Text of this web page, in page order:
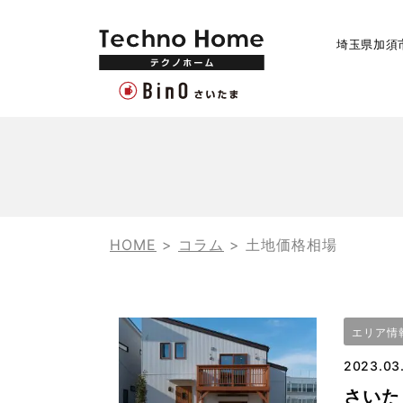
埼玉県加須
HOME > コラム > 土地価格相場
エリア情
さい